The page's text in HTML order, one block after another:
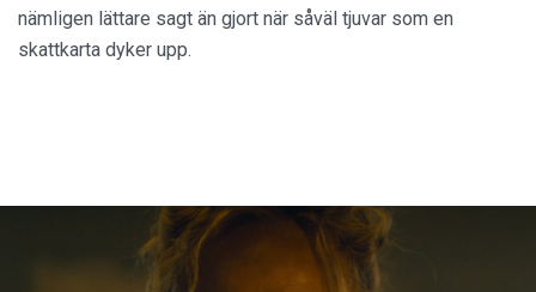
nämligen lättare sagt än gjort när såväl tjuvar som en
skattkarta dyker upp.